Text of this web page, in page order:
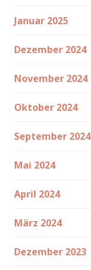
Januar 2025
Dezember 2024
November 2024
Oktober 2024
September 2024
Mai 2024
April 2024
März 2024
Dezember 2023